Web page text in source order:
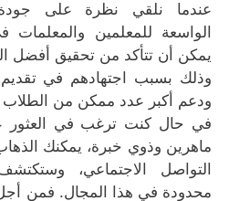
عندما نلقي نظرة على جودة
الواسعة للمعلمين والمعلمات
يمكن أن تتأكد من تحقيق أفضل
وذلك بسبب اجتهادهم في تقديم
ودعم أكبر عدد ممكن من
في حال كنت ترغب في العثور
ماهرين وذوي خبرة، يمكنك
التواصل الاجتماعي،
محدودة في هذا المجال. فمن